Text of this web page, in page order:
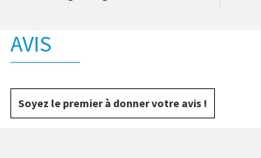
AVIS
Soyez le premier à donner votre avis !